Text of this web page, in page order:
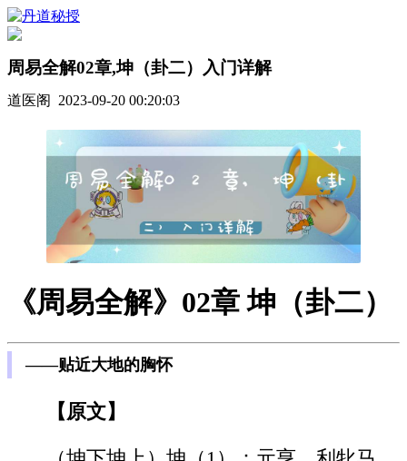
周易全解02章,坤（卦二）入门详解
道医阁 2023-09-20 00:20:03
《周易全解》02章 坤（卦二）
——贴近大地的胸怀
【原文】